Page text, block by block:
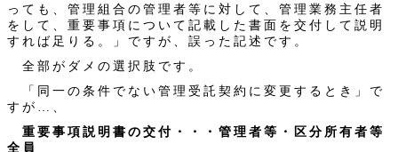
っても、管理組合の管理者等に対して、管理業務主任者
をして、重要事項について記載した書面を交付して説明
すれば足りる。」ですが、誤った記述です。
全部がダメの選択肢です。
「同一の条件でない管理受託契約に変更するとき」で
すが…、
重要事項説明書の交付・・・管理者等・区分所有者等
全員